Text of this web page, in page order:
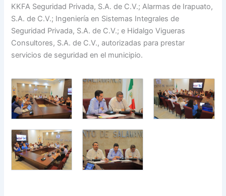
KKFA Seguridad Privada, S.A. de C.V.; Alarmas de Irapuato,
S.A. de C.V.; Ingeniería en Sistemas Integrales de
Seguridad Privada, S.A. de C.V.; e Hidalgo Vigueras
Consultores, S.A. de C.V., autorizadas para prestar
servicios de seguridad en el municipio.